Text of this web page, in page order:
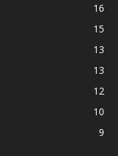
16
15
13
13
12
10
9